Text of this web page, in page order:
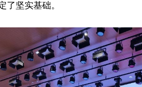
了坚实基础。